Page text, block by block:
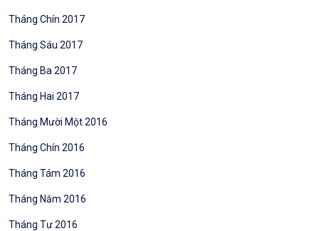
Tháng Chín 2017
Tháng Sáu 2017
Tháng Ba 2017
Tháng Hai 2017
Tháng Mười Một 2016
Tháng Chín 2016
Tháng Tám 2016
Tháng Năm 2016
Tháng Tư 2016